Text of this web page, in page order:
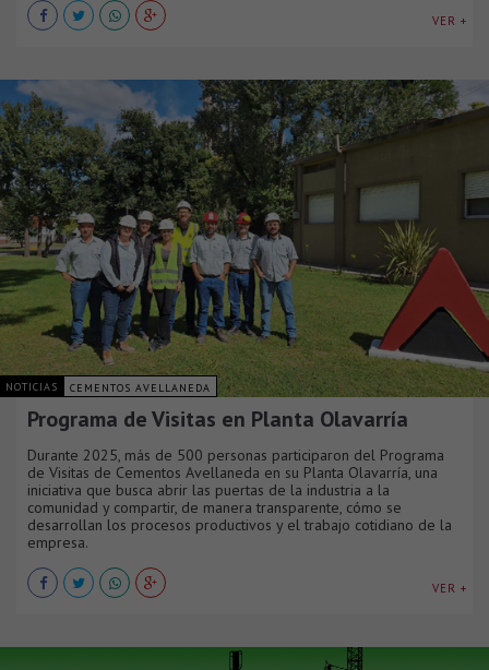
VER +
NOTICIAS CEMENTOS AVELLANEDA
Programa de Visitas en Planta Olavarría
Durante 2025, más de 500 personas participaron del Programa
de Visitas de Cementos Avellaneda en su Planta Olavarría, una
iniciativa que busca abrir las puertas de la industria a la
comunidad y compartir, de manera transparente, cómo se
desarrollan los procesos productivos y el trabajo cotidiano de la
empresa.
VER +